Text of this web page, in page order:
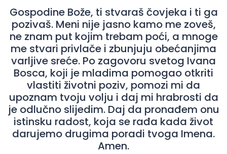
Gospodine Bože, ti stvaraš čovjeka i ti ga
pozivaš. Meni nije jasno kamo me zoveš,
ne znam put kojim trebam poći, a mnoge
me stvari privlače i zbunjuju obećanjima
varljive sreće. Po zagovoru svetog Ivana
Bosca, koji je mladima pomogao otkriti
vlastiti životni poziv, pomozi mi da
upoznam tvoju volju i daj mi hrabrosti da
je odlučno slijedim. Daj da pronađem onu
istinsku radost, koja se rađa kada život
darujemo drugima poradi tvoga Imena.
Amen.